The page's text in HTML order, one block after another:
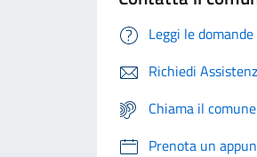
Leggi le
Richiedi
Chiama il
Prenota un